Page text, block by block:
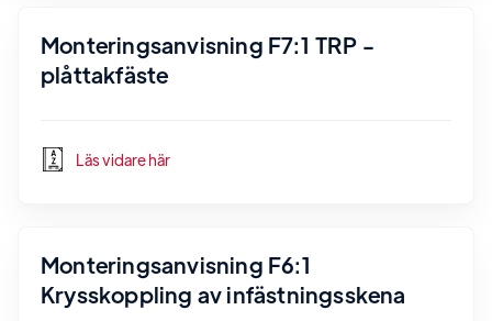
Monteringsanvisning F7:1 TRP -
plåttakfäste
Läs vidare här
Monteringsanvisning F6:1
Krysskoppling av infästningsskena